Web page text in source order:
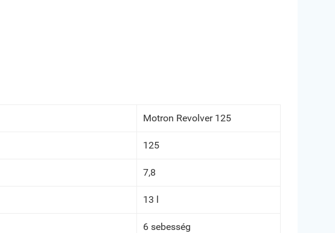
Motron Revolver 125
125
7,8
13 l
6 sebesség